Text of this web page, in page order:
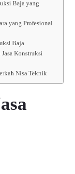
Baja yang
yang Profesional
Baja
Konstruksi
Nisa Teknik